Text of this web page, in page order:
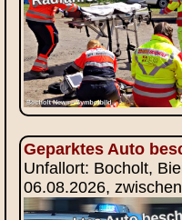
Geparktes Auto
Unfallort: Bocholt,
06.08.2026,